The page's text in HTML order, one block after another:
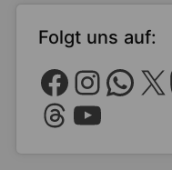
Folgt uns auf:
X
Threads